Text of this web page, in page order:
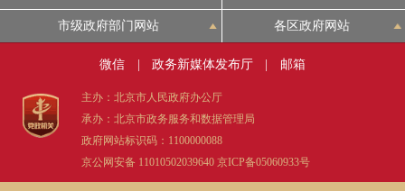
市级政府部门网站 各区政府网站
微信 政务新媒体发布厅 邮箱
主办：北京市人民政府办公厅
承办：北京市政务服务和数据管理局
政府网站标识码：1100000088
京公网安备 11010502039640 京ICP备05060933号